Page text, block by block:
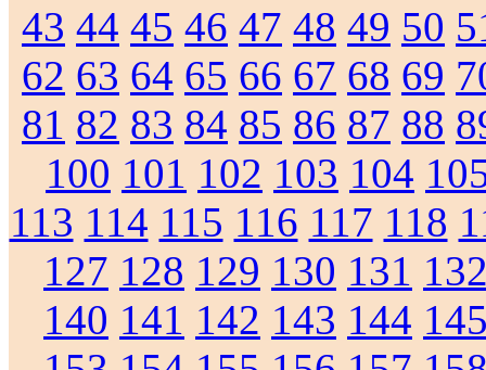
43 44 45 46 47 48 49 50
62 63 64 65 66 67 68 69
81 82 83 84 85 86 87 88
100 101 102 103 104
113 114 115 116 117 118
127 128 129 130 131
140 141 142 143 144